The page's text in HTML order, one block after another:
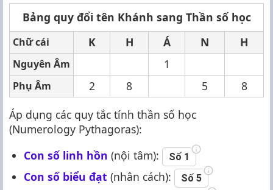
Bảng quy đổi tên Khánh sang Thần số học
Chữ cái K H Á N H
Nguyên Âm 1
Phụ Âm 2 8 5
8
Áp dụng các quy tắc tính thần số học
(Numerology Pythagoras):
Con số linh hồn (nội tâm): Số 1
Con số biểu đạt (nhân cách): Số 5